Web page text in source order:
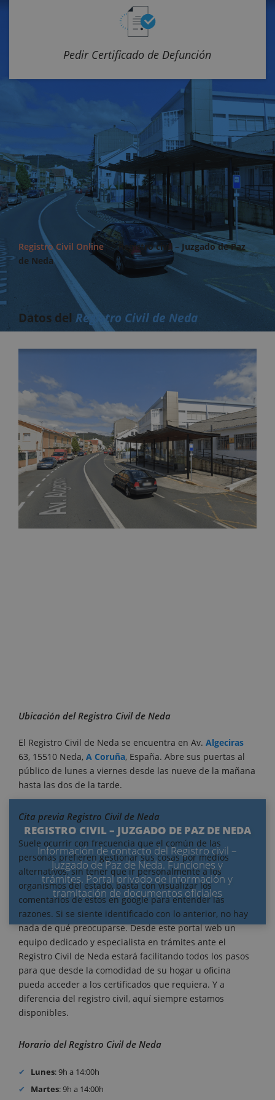
REGISTRO CIVIL – JUZGADO DE PAZ DE NEDA
Información de contacto del Registro civil –
Juzgado de Paz de Neda. Funciones y
trámites. Portal privado de información y
tramitación de documentos oficiales
Pedir Certificado de Defunción
Registro Civil Online>>Registro civil – Juzgado de Paz
de Neda
Datos del Registro Civil de Neda
Ubicación del Registro Civil de Neda
El Registro Civil de Neda se encuentra en Av. Algeciras
63, 15510 Neda, A Coruña, España. Abre sus puertas al
público de lunes a viernes desde las nueve de la mañana
hasta las dos de la tarde.
Cita previa Registro Civil de Neda
Suele ocurrir con frecuencia que el común de las
personas prefieren gestionar sus cosas por medios
alternativos, sin tener que ir personalmente a los
organismos del estado, basta con visualizar los
comentarios de estos en google para entender las
razones. Si se siente identificado con lo anterior, no hay
nada de qué preocuparse. Desde este portal web un
equipo dedicado y especialista en trámites ante el
Registro Civil de Neda estará facilitando todos los pasos
para que desde la comodidad de su hogar u oficina
pueda acceder a los certificados que requiera. Y a
diferencia del registro civil, aquí siempre estamos
disponibles.
Horario del Registro Civil de Neda
Lunes: 9h a 14:00h
Martes: 9h a 14:00h